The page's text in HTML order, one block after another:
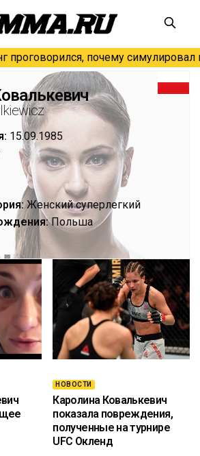
проговорился, почему симулировал
15.09.1985
Женский суперлегкий
Польша
НОВОСТИ
Каролина Ковалькевич
показала повреждения,
полученные на турнире
UFC Окленд